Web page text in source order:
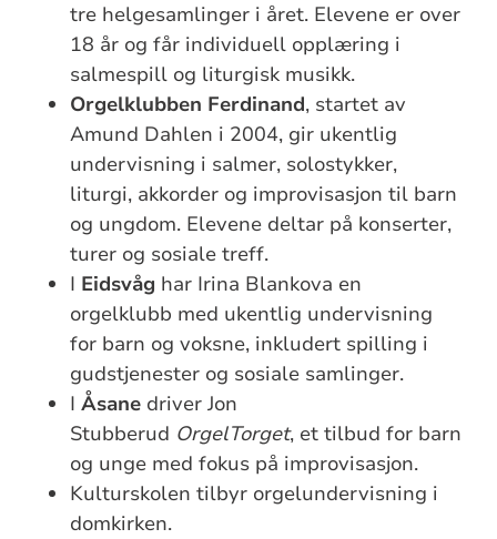
tre helgesamlinger i året. Elevene er over
18 år og får individuell opplæring i
salmespill og liturgisk musikk.
Orgelklubben Ferdinand, startet av
Amund Dahlen i 2004, gir ukentlig
undervisning i salmer, solostykker,
liturgi, akkorder og improvisasjon til barn
og ungdom. Elevene deltar på konserter,
turer og sosiale treff.
I Eidsvåg har Irina Blankova en
orgelklubb med ukentlig undervisning
for barn og voksne, inkludert spilling i
gudstjenester og sosiale samlinger.
IÅsane driver Jon
Stubberud OrgelTorget, et tilbud for barn
og unge med fokus på improvisasjon.
Kulturskolen tilbyr orgelundervisning i
domkirken.